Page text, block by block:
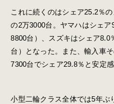
これに続くのはシェア25.2％
の2万3000台。ヤマハはシェ
8800台）、スズキはシェア8.0
台）となった。また、輸入車
7300台でシェア29.8％と安定感
小型二輪クラス全体では5年ぶ